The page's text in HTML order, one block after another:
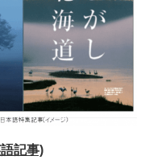
記事)